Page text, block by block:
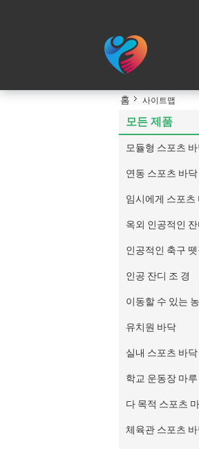
홈 사이트맵
모든 제품
모듈형 스포츠 바
연동 스포츠 바닥
임시에게 스포츠
옥외 인공적인 잔
인공적인 축구
인공 잔디 조 경
이동할 수 있는
유치원 바닥
실내 스포츠 바닥
학교 운동장 마루
다 목적 스포츠
체육관 스포츠 바